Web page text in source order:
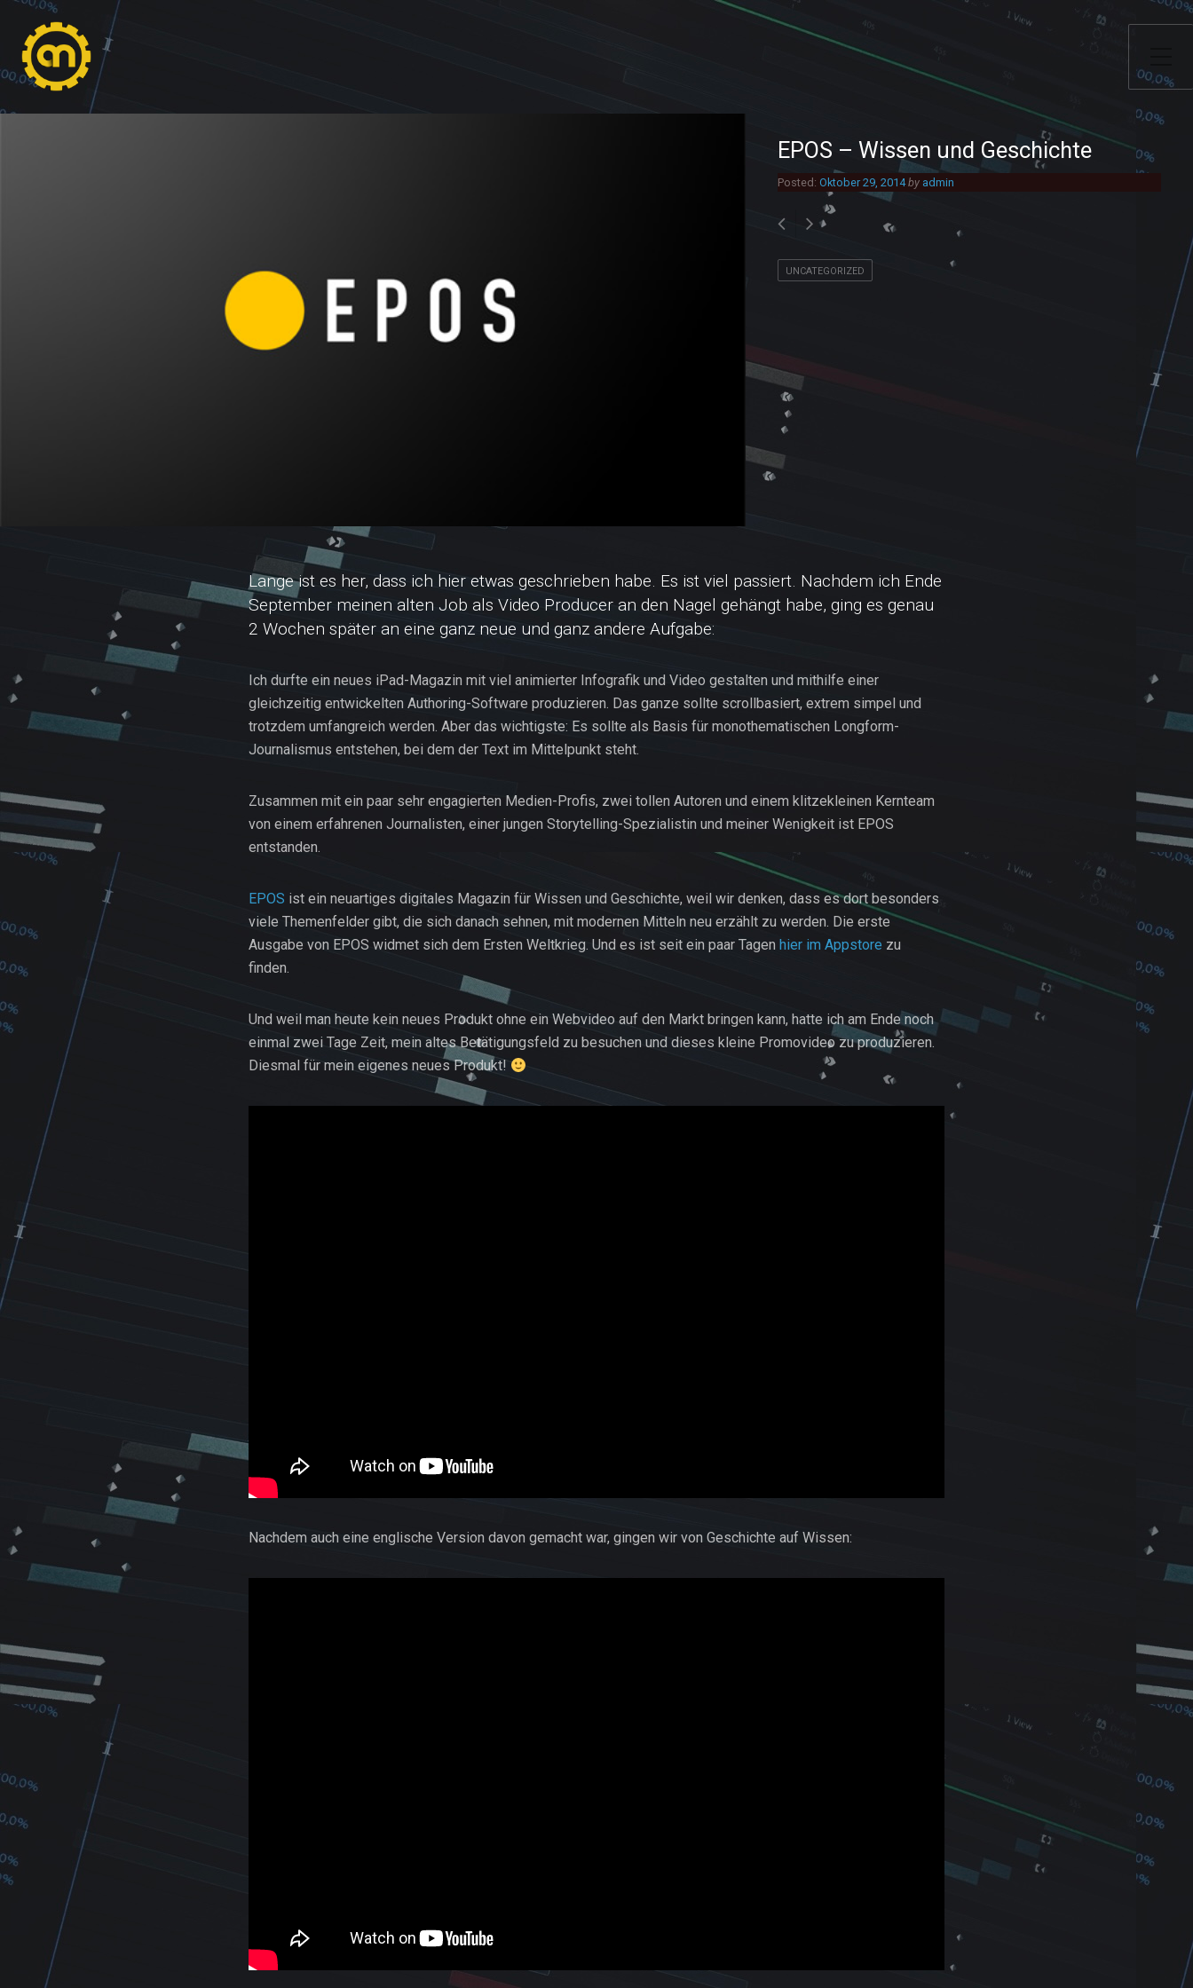
EPOS – Wissen und Geschichte
Posted: Oktober 29, 2014 by admin
UNCATEGORIZED
Lange ist es her, dass ich hier etwas geschrieben habe. Es ist viel passiert. Nachdem ich Ende
September meinen alten Job als Video Producer an den Nagel gehängt habe, ging es genau
2 Wochen später an eine ganz neue und ganz andere Aufgabe:
Ich durfte ein neues iPad-Magazin mit viel animierter Infografik und Video gestalten und mithilfe einer
gleichzeitig entwickelten Authoring-Software produzieren. Das ganze sollte scrollbasiert, extrem simpel und
trotzdem umfangreich werden. Aber das wichtigste: Es sollte als Basis für monothematischen Longform-
Journalismus entstehen, bei dem der Text im Mittelpunkt steht.
Zusammen mit ein paar sehr engagierten Medien-Profis, zwei tollen Autoren und einem klitzekleinen Kernteam
von einem erfahrenen Journalisten, einer jungen Storytelling-Spezialistin und meiner Wenigkeit ist EPOS
entstanden.
EPOS ist ein neuartiges digitales Magazin für Wissen und Geschichte, weil wir denken, dass es dort besonders
viele Themenfelder gibt, die sich danach sehnen, mit modernen Mitteln neu erzählt zu werden. Die erste
Ausgabe von EPOS widmet sich dem Ersten Weltkrieg. Und es ist seit ein paar Tagen hier im Appstore zu
finden.
Und weil man heute kein neues Produkt ohne ein Webvideo auf den Markt bringen kann, hatte ich am Ende noch
einmal zwei Tage Zeit, mein altes Betätigungsfeld zu besuchen und dieses kleine Promovideo zu produzieren.
Diesmal für mein eigenes neues Produkt!
Nachdem auch eine englische Version davon gemacht war, gingen wir von Geschichte auf Wissen: